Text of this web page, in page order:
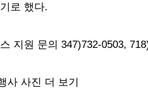
로 했다.
지원 문의 347)732-0503,
사 사진 더 보기